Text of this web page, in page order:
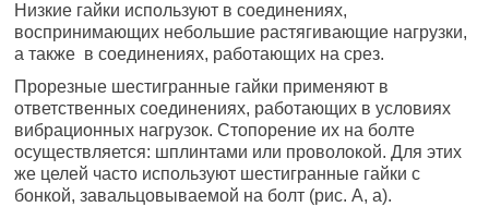
Низкие гайки используют в соединениях,
воспринимающих небольшие растягивающие нагрузки,
а также в соединениях, работа­ющих на срез.
Прорезные шестигранные гайки применяют в
ответственных соединениях, работающих в условиях
вибрационных нагрузок. Стопорение их на болте
осуществляется: шплинтами или проволо­кой. Для этих
же целей часто используют шестигранные гайки с
бонкой, завальцовываемой на болт (рис. А, а).